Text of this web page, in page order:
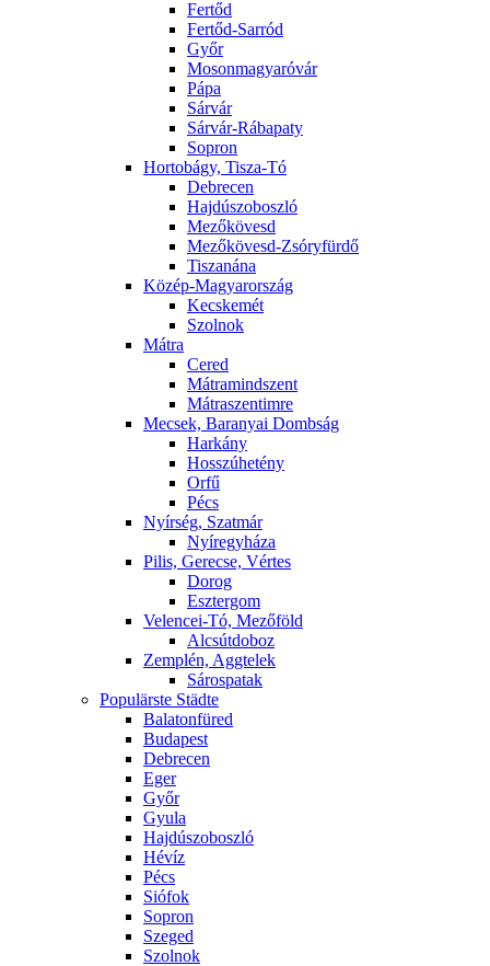
Fertőd
Fertőd-Sarród
Győr
Mosonmagyaróvár
Pápa
Sárvár
Sárvár-Rábapaty
Sopron
Hortobágy, Tisza-Tó
Debrecen
Hajdúszoboszló
Mezőkövesd
Mezőkövesd-Zsóryfürdő
Tiszanána
Közép-Magyarország
Kecskemét
Szolnok
Mátra
Cered
Mátramindszent
Mátraszentimre
Mecsek, Baranyai Dombság
Harkány
Hosszúhetény
Orfű
Pécs
Nyírség, Szatmár
Nyíregyháza
Pilis, Gerecse, Vértes
Dorog
Esztergom
Velencei-Tó, Mezőföld
Alcsútdoboz
Zemplén, Aggtelek
Sárospatak
Populärste Städte
Balatonfüred
Budapest
Debrecen
Eger
Győr
Gyula
Hajdúszoboszló
Hévíz
Pécs
Siófok
Sopron
Szeged
Szolnok